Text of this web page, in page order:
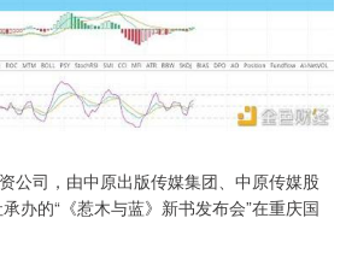
公司，由中原出版传媒集团、中原传媒股
办的“《惹木与蓝》新书发布会”在重庆国